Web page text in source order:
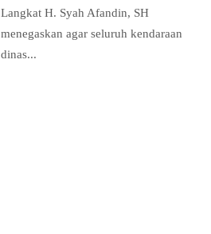
Langkat H. Syah Afandin, SH
menegaskan agar seluruh kendaraan
dinas...